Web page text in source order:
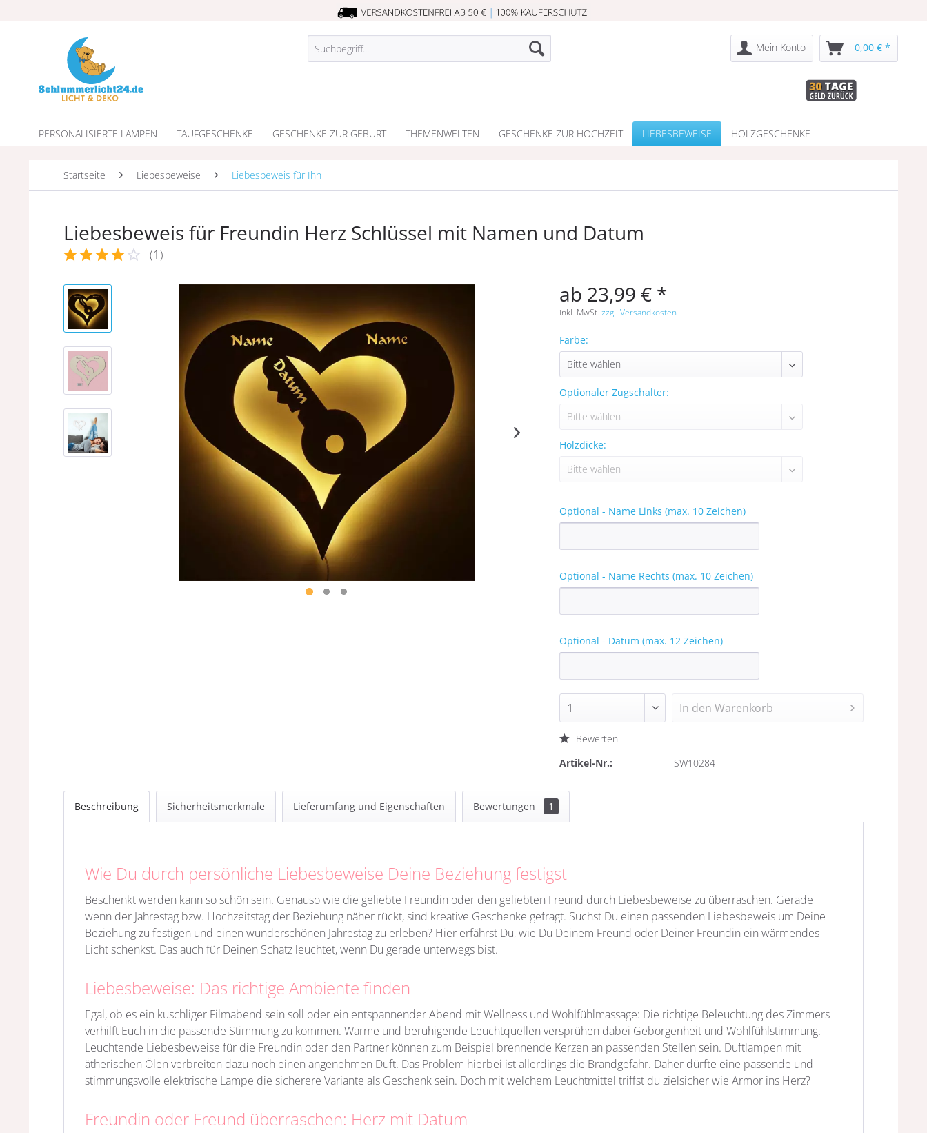
Mein Konto 0,00 € *
PERSONALISIERTE LAMPEN TAUFGESCHENKE GESCHENKE ZUR GEBURT THEMENWELTEN GESCHENKE ZUR HOCHZEIT LIEBESBEWEISE HOLZGESCHENKE
Startseite Liebesbeweise Liebesbeweis für Ihn
Liebesbeweis für Freundin Herz Schlüssel mit Namen und Datum
(1)
ab 23,99 € *
inkl. MwSt.zzgl. Versandkosten
Farbe:
Optionaler Zugschalter:
Holzdicke:
Optional - Name Links (max. 10 Zeichen)
Optional - Name Rechts (max. 10 Zeichen)
Optional - Datum (max. 12 Zeichen)
In den Warenkorb
Bewerten
Artikel-Nr.:
SW10284
Beschreibung Sicherheitsmerkmale Lieferumfang und Eigenschaften Bewertungen 1
Wie Du durch persönliche Liebesbeweise Deine Beziehung festigst
Beschenkt werden kann so schön sein. Genauso wie die geliebte Freundin oder den geliebten Freund durch Liebesbeweise zu überraschen. Gerade
wenn der Jahrestag bzw. Hochzeitstag der Beziehung näher rückt, sind kreative Geschenke gefragt. Suchst Du einen passenden Liebesbeweis um Deine
Beziehung zu festigen und einen wunderschönen Jahrestag zu erleben? Hier erfährst Du, wie Du Deinem Freund oder Deiner Freundin ein wärmendes
Licht schenkst. Das auch für Deinen Schatz leuchtet, wenn Du gerade unterwegs bist.
Liebesbeweise: Das richtige Ambiente finden
Egal, ob es ein kuschliger Filmabend sein soll oder ein entspannender Abend mit Wellness und Wohlfühlmassage: Die richtige Beleuchtung des Zimmers
verhilft Euch in die passende Stimmung zu kommen. Warme und beruhigende Leuchtquellen versprühen dabei Geborgenheit und Wohlfühlstimmung.
Leuchtende Liebesbeweise für die Freundin oder den Partner können zum Beispiel brennende Kerzen an passenden Stellen sein. Duftlampen mit
ätherischen Ölen verbreiten dazu noch einen angenehmen Duft. Das Problem hierbei ist allerdings die Brandgefahr. Daher dürfte eine passende und
stimmungsvolle elektrische Lampe die sicherere Variante als Geschenk sein. Doch mit welchem Leuchtmittel triffst du zielsicher wie Armor ins Herz?
Freundin oder Freund überraschen: Herz mit Datum